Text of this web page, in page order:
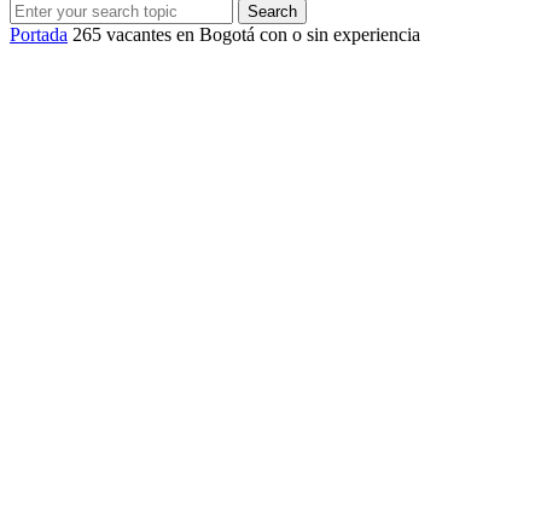
Search
Portada 265 vacantes en Bogotá con o sin experiencia